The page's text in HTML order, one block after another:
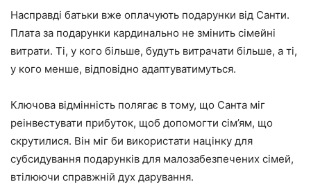
Насправді батьки вже оплачують подарунки від Санти.
Плата за подарунки кардинально не змінить сімейні
витрати. Ті, у кого більше, будуть витрачати більше, а ті,
у кого менше, відповідно адаптуватимуться.
Ключова відмінність полягає в тому, що Санта міг
реінвестувати прибуток, щоб допомогти сім’ям, що
скрутилися. Він міг би використати націнку для
субсидування подарунків для малозабезпечених сімей,
втілюючи справжній дух дарування.